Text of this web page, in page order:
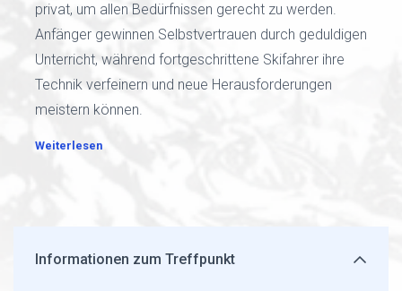
privat, um allen Bedürfnissen gerecht zu werden.
Anfänger gewinnen Selbstvertrauen durch geduldigen
Unterricht, während fortgeschrittene Skifahrer ihre
Technik verfeinern und neue Herausforderungen
meistern können.
Weiterlesen
Informationen zum Treffpunkt